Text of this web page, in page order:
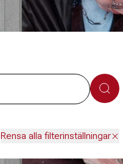
Sök
Rensa alla filterinställningar